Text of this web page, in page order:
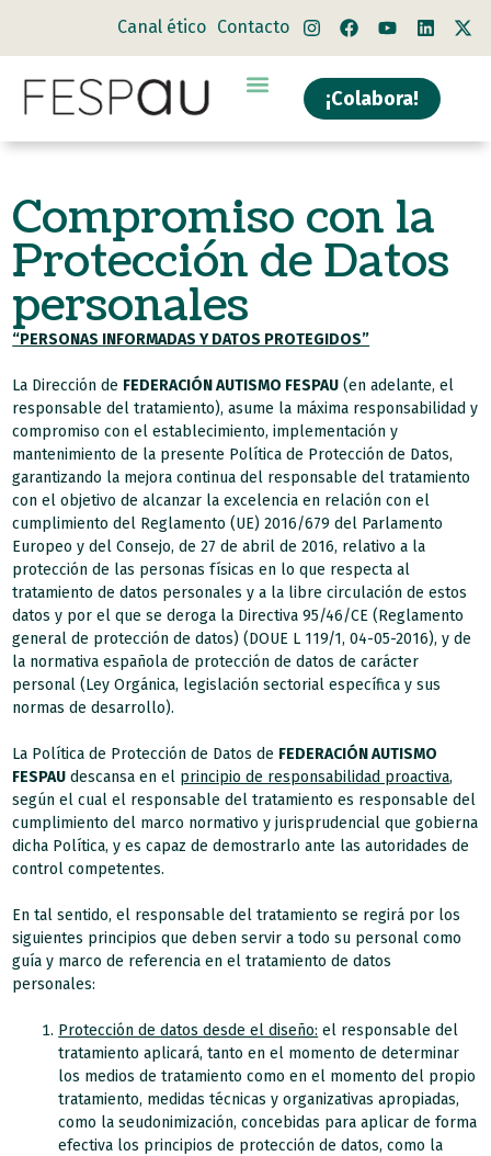
Canal ético Contacto
¡Colabora!
Compromiso con la
Protección de Datos
personales
“PERSONAS INFORMADAS Y DATOS PROTEGIDOS”
La Dirección de FEDERACIÓN AUTISMO FESPAU (en adelante, el
responsable del tratamiento), asume la máxima responsabilidad y
compromiso con el establecimiento, implementación y
mantenimiento de la presente Política de Protección de Datos,
garantizando la mejora continua del responsable del tratamiento
con el objetivo de alcanzar la excelencia en relación con el
cumplimiento del Reglamento (UE) 2016/679 del Parlamento
Europeo y del Consejo, de 27 de abril de 2016, relativo a la
protección de las personas físicas en lo que respecta al
tratamiento de datos personales y a la libre circulación de estos
datos y por el que se deroga la Directiva 95/46/CE (Reglamento
general de protección de datos) (DOUE L 119/1, 04-05-2016), y de
la normativa española de protección de datos de carácter
personal (Ley Orgánica, legislación sectorial específica y sus
normas de desarrollo).
La Política de Protección de Datos de FEDERACIÓN AUTISMO
FESPAU descansa en el principio de responsabilidad proactiva,
según el cual el responsable del tratamiento es responsable del
cumplimiento del marco normativo y jurisprudencial que gobierna
dicha Política, y es capaz de demostrarlo ante las autoridades de
control competentes.
En tal sentido, el responsable del tratamiento se regirá por los
siguientes principios que deben servir a todo su personal como
guía y marco de referencia en el tratamiento de datos
personales:
Protección de datos desde el diseño: el responsable del
tratamiento aplicará, tanto en el momento de determinar
los medios de tratamiento como en el momento del propio
tratamiento, medidas técnicas y organizativas apropiadas,
como la seudonimización, concebidas para aplicar de forma
efectiva los principios de protección de datos, como la